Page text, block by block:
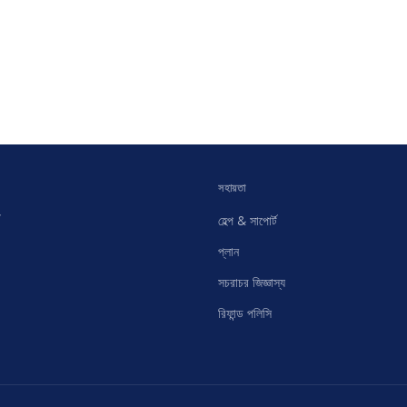
সহায়তা
হেল্প & সাপোর্ট
প্লান
সচরাচর জিজ্ঞাস্য
রিফান্ড পলিসি